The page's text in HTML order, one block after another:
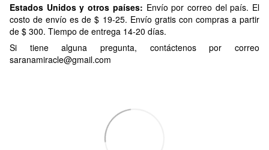
Estados Unidos y otros países: Envío por correo del país. El
costo de envío es de $ 19-25. Envío gratis con compras a partir
de $ 300. Tiempo de entrega 14-20 días.
Si tiene alguna pregunta, contáctenos por correo
saranamiracle@gmail.com